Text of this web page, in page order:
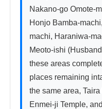
Nakano-go Omote-
Honjo Bamba-
machi, Haraniwa-
Meoto-ishi
these areas
places remaining
the same area,
Enmei-ji Temple,